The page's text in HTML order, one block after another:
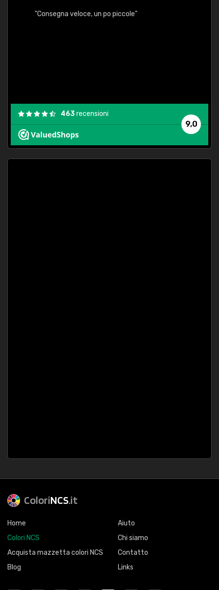
"Consegna veloce, un po piccole"
9,0
463recensioni
ColoriNCS.it
Home
Colori NCS
Acquista mazzetta colori NCS
Blog
Aiuto
Chi siamo
Contatto
Links